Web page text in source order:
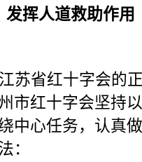
发挥人道救助作
苏省红十字会的
市红十字会坚持
中心任务，认真
：